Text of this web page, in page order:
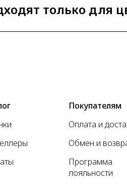
только для
Покупателям
Оплата и
Обмен и
Программа
лояльности